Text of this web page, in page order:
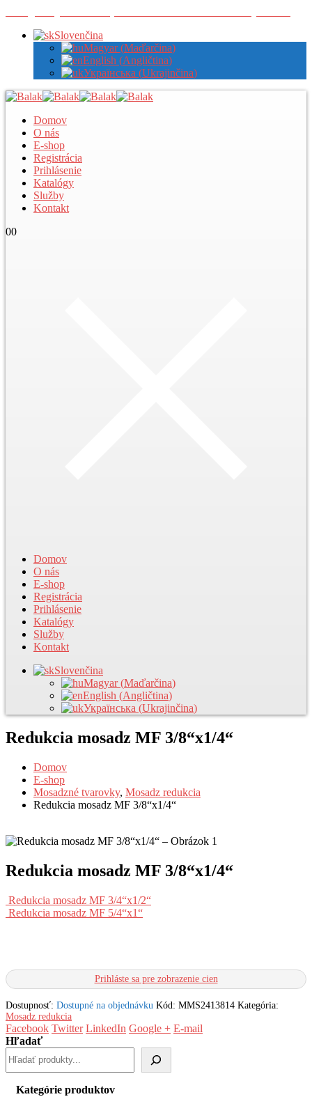
Slovenčina
Magyar (Maďarčina)
English (Angličtina)
Українська (Ukrajinčina)
Domov
O nás
E-shop
Registrácia
Prihlásenie
Katalógy
Služby
Kontakt
00
Domov
O nás
E-shop
Registrácia
Prihlásenie
Katalógy
Služby
Kontakt
Slovenčina
Magyar (Maďarčina)
English (Angličtina)
Українська (Ukrajinčina)
Redukcia mosadz MF 3/8“x1/4“
Domov
E-shop
Mosadzné tvarovky, Mosadz redukcia
Redukcia mosadz MF 3/8“x1/4“
Redukcia mosadz MF 3/8“x1/4“
Redukcia mosadz MF 3/4“x1/2“
Redukcia mosadz MF 5/4“x1“
Prihláste sa pre zobrazenie cien
Dostupnosť: Dostupné na objednávku Kód: MMS2413814 Kategória:
Mosadz redukcia
Facebook Twitter LinkedIn Google + E-mail
Hľadať
Kategórie produktov